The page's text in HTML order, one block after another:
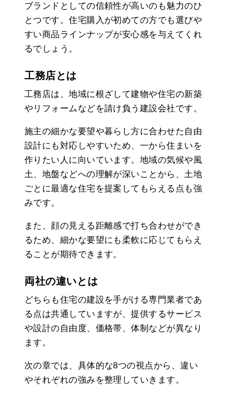
ブランドとしての信頼性が高いのも魅力のひ
とつです。住宅購入が初めての方でも選びや
すい商品ラインナップが安心感を与えてくれ
るでしょう。
工務店とは
工務店は、地域に根ざして建物や住宅の新築
やリフォームなどを請け負う建設会社です。
施主の細かな要望や暮らし方に合わせた自由
設計にも対応しやすいため、一から住まいを
作りたい人に向いています。地域の気候や風
土、地盤などへの理解が深いことから、土地
ごとに最適な住宅を提案してもらえる点も強
みです。
また、顔の見える距離感で打ち合わせができ
るため、細かな要望にも柔軟に応じてもらえ
ることが期待できます。
両社の違いとは
どちらも住宅の建設を手がける専門業者であ
る点は共通していますが、提供するサービス
や設計の自由度、価格帯、体制などが異なり
ます。
次の章では、具体的な8つの視点から、違い
やそれぞれの強みを整理していきます。